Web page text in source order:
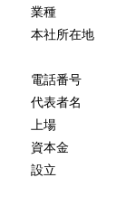
業種
本社所在地
電話番号
代表者名
上場
資本金
設立